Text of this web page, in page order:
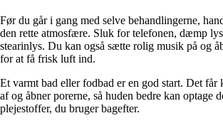
Før du går i gang med selve behandlingerne,
den rette atmosfære. Sluk for telefonen, dæmp
stearinlys. Du kan også sætte rolig musik på og
for at få frisk luft ind.
Et varmt bad eller fodbad er en god start. Det får
af og åbner porerne, så huden bedre kan optage
plejestoffer, du bruger bagefter.